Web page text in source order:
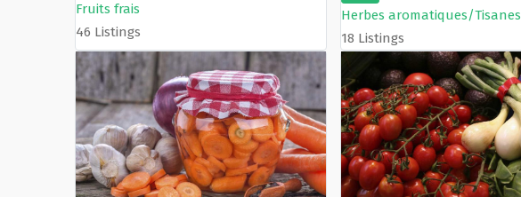
Fruits frais
46 Listings
Herbes aromatiques/Tisanes
18 Listings